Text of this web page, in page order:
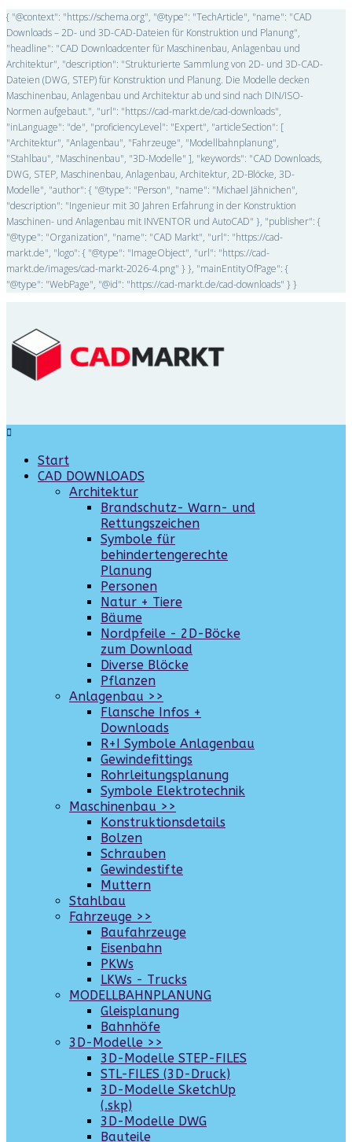
{ "@context": "https://schema.org", "@type": "TechArticle", "name": "CAD
Downloads – 2D- und 3D-CAD-Dateien für Konstruktion und Planung",
"headline": "CAD Downloadcenter für Maschinenbau, Anlagenbau und
Architektur", "description": "Strukturierte Sammlung von 2D- und 3D-CAD-
Dateien (DWG, STEP) für Konstruktion und Planung. Die Modelle decken
Maschinenbau, Anlagenbau und Architektur ab und sind nach DIN/ISO-
Normen aufgebaut.", "url": "https://cad-markt.de/cad-downloads",
"inLanguage": "de", "proficiencyLevel": "Expert", "articleSection": [
"Architektur", "Anlagenbau", "Fahrzeuge", "Modellbahnplanung",
"Stahlbau", "Maschinenbau", "3D-Modelle" ], "keywords": "CAD Downloads,
DWG, STEP, Maschinenbau, Anlagenbau, Architektur, 2D-Blöcke, 3D-
Modelle", "author": { "@type": "Person", "name": "Michael Jähnichen",
"description": "Ingenieur mit 30 Jahren Erfahrung in der Konstruktion
Maschinen- und Anlagenbau mit INVENTOR und AutoCAD" }, "publisher": {
"@type": "Organization", "name": "CAD Markt", "url": "https://cad-
markt.de", "logo": { "@type": "ImageObject", "url": "https://cad-
markt.de/images/cad-markt-2026-4.png" } }, "mainEntityOfPage": {
"@type": "WebPage", "@id": "https://cad-markt.de/cad-downloads" } }
Start
CAD DOWNLOADS
Architektur
Brandschutz- Warn- und
Rettungszeichen
Symbole für
behindertengerechte
Planung
Personen
Natur + Tiere
Bäume
Nordpfeile - 2D-Böcke
zum Download
Diverse Blöcke
Pflanzen
Anlagenbau >>
Flansche Infos +
Downloads
R+I Symbole Anlagenbau
Gewindefittings
Rohrleitungsplanung
Symbole Elektrotechnik
Maschinenbau >>
Konstruktionsdetails
Bolzen
Schrauben
Gewindestifte
Muttern
Stahlbau
Fahrzeuge >>
Baufahrzeuge
Eisenbahn
PKWs
LKWs - Trucks
MODELLBAHNPLANUNG
Gleisplanung
Bahnhöfe
3D-Modelle >>
3D-Modelle STEP-FILES
STL-FILES (3D-Druck)
3D-Modelle SketchUp
(.skp)
3D-Modelle DWG
Bauteile